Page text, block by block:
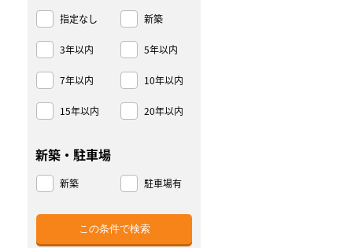
指定なし 新築
3年以内 5年以内
7年以内 10年以内
15年以内 20年以内
新築・駐車場
新築 駐車場有